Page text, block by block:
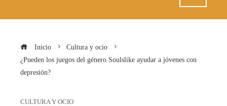
Inicio
Cultura y ocio
¿Pueden los juegos del género Soulslike ayudar a jóvenes con
depresión?
CULTURA Y OCIO